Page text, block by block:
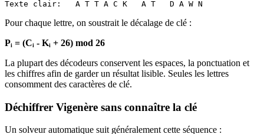
Pour chaque lettre, on soustrait le décalage de clé :
Pᵢ = (Cᵢ - Kᵢ + 26) mod 26
La plupart des décodeurs conservent les espaces, la ponctuation et
les chiffres afin de garder un résultat lisible. Seules les lettres
consomment des caractères de clé.
Déchiffrer Vigenère sans connaître la clé
Un solveur automatique suit généralement cette séquence :